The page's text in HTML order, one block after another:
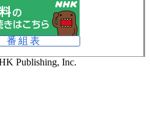
番組表
Publishing, Inc.